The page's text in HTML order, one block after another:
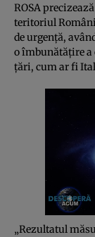
ROSA
teritoriul
de urgență,
o îmbunătățire a
țări, cum ar fi
„Rezultatul